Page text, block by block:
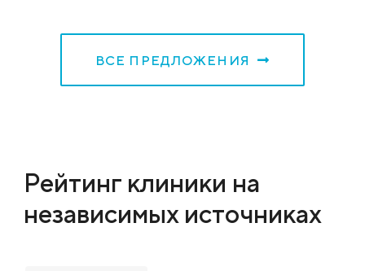
ВСЕ ПРЕДЛОЖЕНИЯ
Рейтинг клиники на
независимых источниках